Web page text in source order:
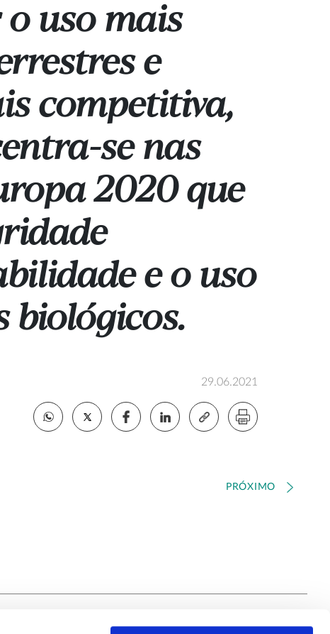
o uso mais
e
competitiva,
se nas
2020 que
e o uso
biológicos.
29.06.2021
PRÓXIMO